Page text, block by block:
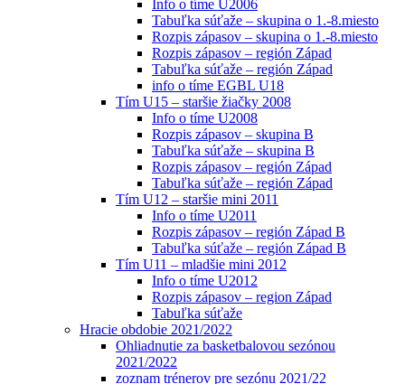
Info o tíme U2006
Tabuľka súťaže – skupina o 1.-8.miesto
Rozpis zápasov – skupina o 1.-8.miesto
Rozpis zápasov – región Západ
Tabuľka súťaže – región Západ
info o tíme EGBL U18
Tím U15 – staršie žiačky 2008
Info o tíme U2008
Rozpis zápasov – skupina B
Tabuľka súťaže – skupina B
Rozpis zápasov – región Západ
Tabuľka súťaže – región Západ
Tím U12 – staršie mini 2011
Info o tíme U2011
Rozpis zápasov – región Západ B
Tabuľka súťaže – región Západ B
Tím U11 – mladšie mini 2012
Info o tíme U2012
Rozpis zápasov – region Západ
Tabuľka súťaže
Hracie obdobie 2021/2022
Ohliadnutie za basketbalovou sezónou
2021/2022
zoznam trénerov pre sezónu 2021/22